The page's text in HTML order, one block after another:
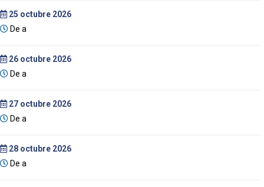
25 octubre 2026
De a
26 octubre 2026
De a
27 octubre 2026
De a
28 octubre 2026
De a